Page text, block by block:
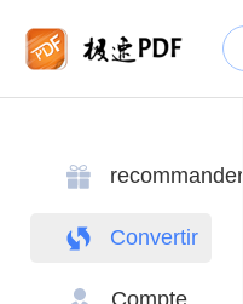
recommander
Convertir
Compte